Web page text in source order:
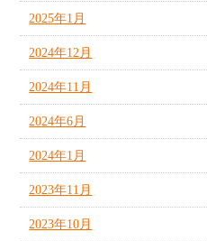
2025年1月
2024年12月
2024年11月
2024年6月
2024年1月
2023年11月
2023年10月